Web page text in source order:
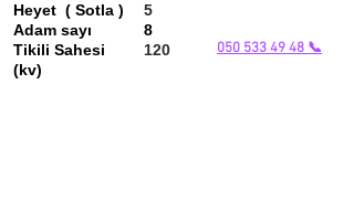
Heyet ( Sotla )
Adam sayı
Tikili Sahesi
(kv)
5
8
120
050 533 49 48 📞